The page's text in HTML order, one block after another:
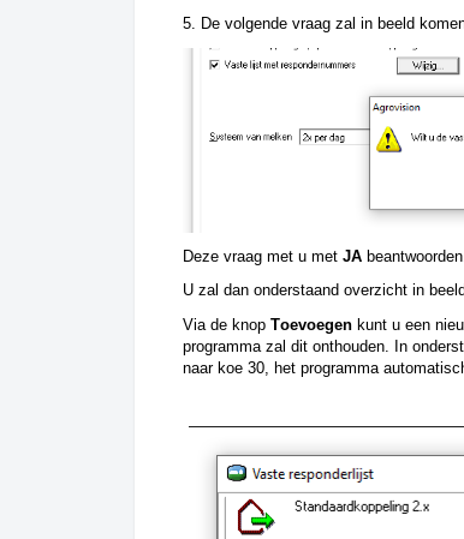
5. De volgende vraag zal in beeld
Deze vraag met u met JA beantwoorden.
U zal dan onderstaand overzicht in
Via de knop Toevoegen kunt u een
programma zal dit onthouden. In
naar koe 30, het programma